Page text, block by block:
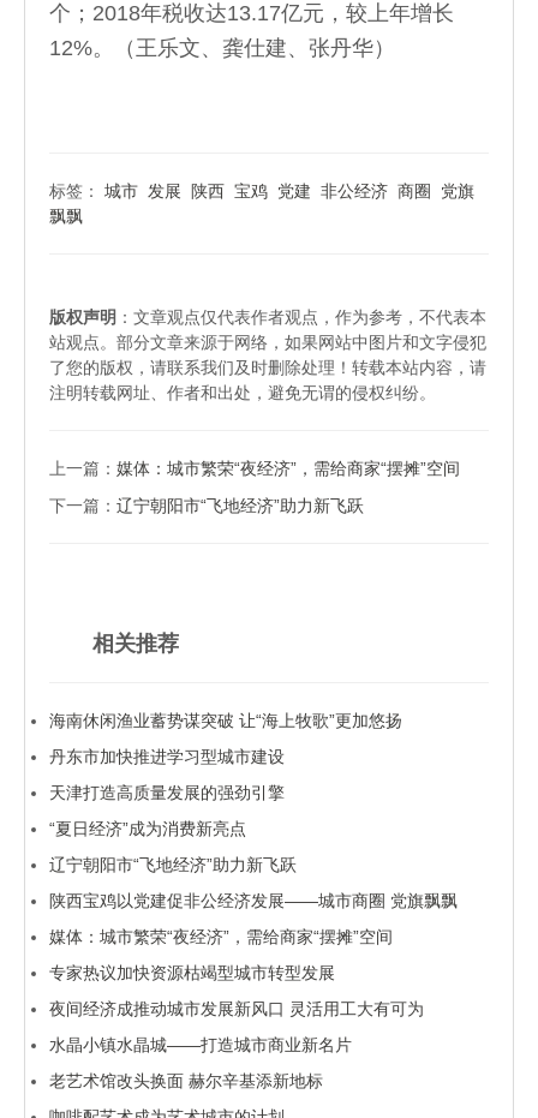
个；2018年税收达13.17亿元，较上年增长
12%。（王乐文、龚仕建、张丹华）
标签： 城市 发展 陕西 宝鸡 党建 非公经济 商圈
党旗
飘飘
版权声明 ：文章观点仅代表作者观点，作为参考，不代表本
站观点。部分文章来源于网络，如果网站中图片和文字侵犯
了您的版权，请联系我们及时删除处理！转载本站内容，请
注明转载网址、作者和出处，避免无谓的侵权纠纷。
上一篇： 媒体：城市繁荣“夜经济”，需给商家“摆摊”空间
下一篇： 辽宁朝阳市“飞地经济”助力新飞跃
相关推荐
海南休闲渔业蓄势谋突破 让“海上牧歌”更加悠扬
丹东市加快推进学习型城市建设
天津打造高质量发展的强劲引擎
“夏日经济”成为消费新亮点
辽宁朝阳市“飞地经济”助力新飞跃
陕西宝鸡以党建促非公经济发展——城市商圈 党旗飘飘
媒体：城市繁荣“夜经济”，需给商家“摆摊”空间
专家热议加快资源枯竭型城市转型发展
夜间经济成推动城市发展新风口 灵活用工大有可为
水晶小镇水晶城——打造城市商业新名片
老艺术馆改头换面 赫尔辛基添新地标